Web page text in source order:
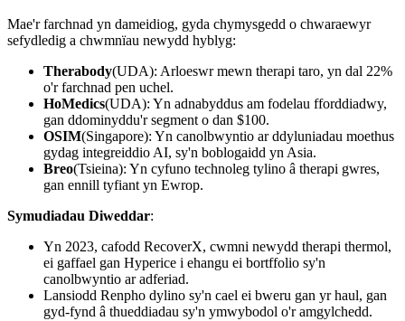
Mae'r farchnad yn dameidiog, gyda chymysgedd o chwaraewyr
sefydledig a chwmnïau newydd hyblyg:
Therabody(UDA): Arloeswr mewn therapi taro, yn dal 22%
o'r farchnad pen uchel.
HoMedics(UDA): Yn adnabyddus am fodelau fforddiadwy,
gan ddominyddu'r segment o dan $100.
OSIM(Singapore): Yn canolbwyntio ar ddyluniadau moethus
gydag integreiddio AI, sy'n boblogaidd yn Asia.
Breo(Tsieina): Yn cyfuno technoleg tylino â therapi gwres,
gan ennill tyfiant yn Ewrop.
Symudiadau Diweddar:
Yn 2023, cafodd RecoverX, cwmni newydd therapi thermol,
ei gaffael gan Hyperice i ehangu ei bortffolio sy'n
canolbwyntio ar adferiad.
Lansiodd Renpho dylino sy'n cael ei bweru gan yr haul, gan
gyd-fynd â thueddiadau sy'n ymwybodol o'r amgylchedd.